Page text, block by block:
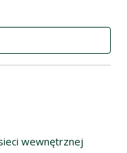
wewnętrznej